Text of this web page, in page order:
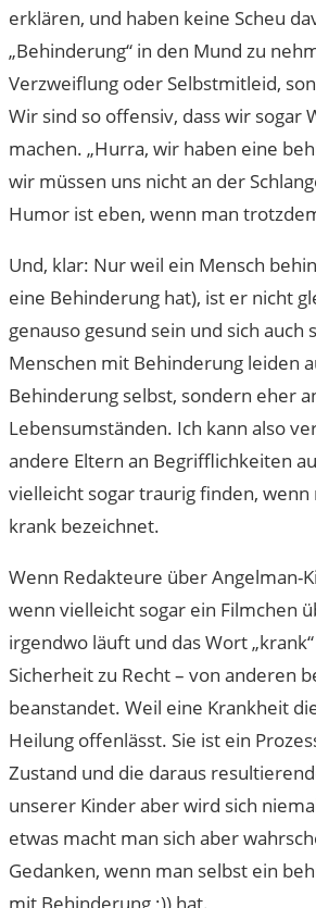
erklären, und haben keine Scheu
„Behinderung“ in den Mund zu
Verzweiflung oder Selbstmitleid,
Wir sind so offensiv, dass wir sogar
machen. „Hurra, wir haben eine
wir müssen uns nicht an der
Humor ist eben, wenn man
Und, klar: Nur weil ein Mensch
eine Behinderung hat), ist er nicht
genauso gesund sein und sich auch
Menschen mit Behinderung leiden
Behinderung selbst, sondern eher
Lebensumständen. Ich kann also
andere Eltern an Begrifflichkeiten
vielleicht sogar traurig finden, wenn
krank bezeichnet.
Wenn Redakteure über Angelman-
wenn vielleicht sogar ein Filmchen
irgendwo läuft und das Wort
Sicherheit zu Recht – von anderen
beanstandet. Weil eine Krankheit
Heilung offenlässt. Sie ist ein
Zustand und die daraus
unserer Kinder aber wird sich
etwas macht man sich aber
Gedanken, wenn man selbst ein